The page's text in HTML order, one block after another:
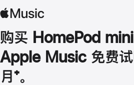
购买 HomePod mini
Apple Music 免费
月 脚
⁺。